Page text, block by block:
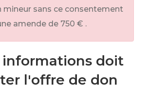
mineur sans ce consentement
amende de 750 € .
informations doit
l'offre de don